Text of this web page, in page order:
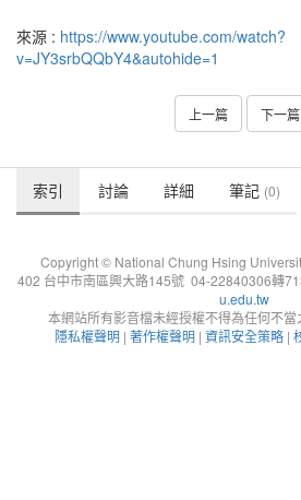
來源 : https://www.youtube.com/watch?
v=JY3srbQQbY4&autohide=1
上一篇 下一篇
索引 討論 詳細 筆記 (0)
Copyright © National Chung Hsing
402 台中市南區興大路145號 04-22840306轉
u.edu.tw
本網站所有影音檔未經授權不得為任何不
隱私權聲明 | 著作權聲明 | 資訊安全策略 |